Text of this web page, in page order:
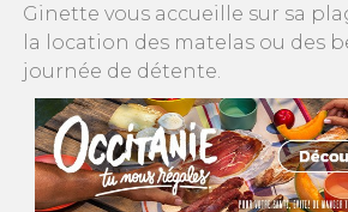
Ginette vous accueille sur sa
la location des matelas ou des
journée de détente.